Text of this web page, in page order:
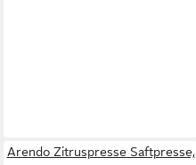
Arendo Zitruspresse Saftpresse,